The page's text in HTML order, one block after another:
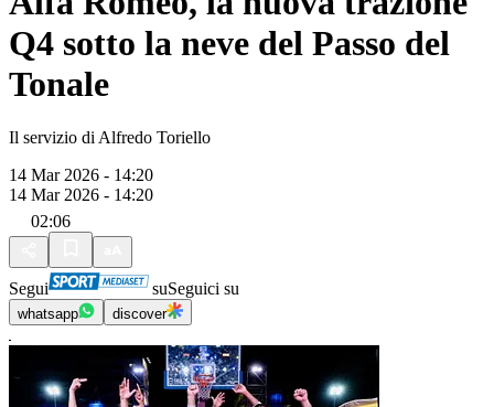
Q4 sotto la neve del Passo del
Tonale
Il servizio di Alfredo Toriello
14 Mar 2026 - 14:20
14 Mar 2026 - 14:20
02:06
Segui suSeguici su
whatsapp discover